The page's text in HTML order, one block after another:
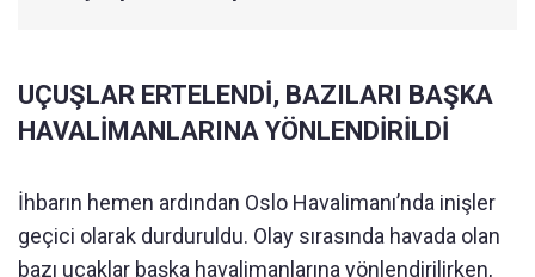
UÇUŞLAR ERTELENDİ, BAZILARI BAŞKA
HAVALİMANLARINA YÖNLENDİRİLDİ
İhbarın hemen ardından Oslo Havalimanı’nda inişler
geçici olarak durduruldu. Olay sırasında havada olan
bazı uçaklar başka havalimanlarına yönlendirilirken,